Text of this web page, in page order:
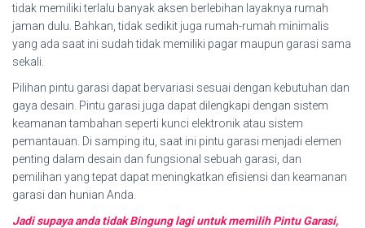
tidak memiliki terlalu banyak aksen berlebihan layaknya rumah
jaman dulu. Bahkan, tidak sedikit juga rumah-rumah minimalis
yang ada saat ini sudah tidak memiliki pagar maupun garasi sama
sekali.
Pilihan pintu garasi dapat bervariasi sesuai dengan kebutuhan dan
gaya desain. Pintu garasi juga dapat dilengkapi dengan sistem
keamanan tambahan seperti kunci elektronik atau sistem
pemantauan. Di samping itu, saat ini pintu garasi menjadi elemen
penting dalam desain dan fungsional sebuah garasi, dan
pemilihan yang tepat dapat meningkatkan efisiensi dan keamanan
garasi dan hunian Anda.
Jadi supaya anda tidak Bingung lagi untuk memilih Pintu Garasi,